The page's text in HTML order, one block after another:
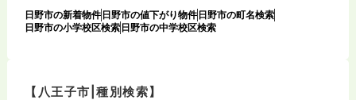
日野市の新着物件 日野市の値下がり物件 日野市の町名検索
日野市の小学校区検索 日野市の中学校区検索
【八王子市|種別検索】